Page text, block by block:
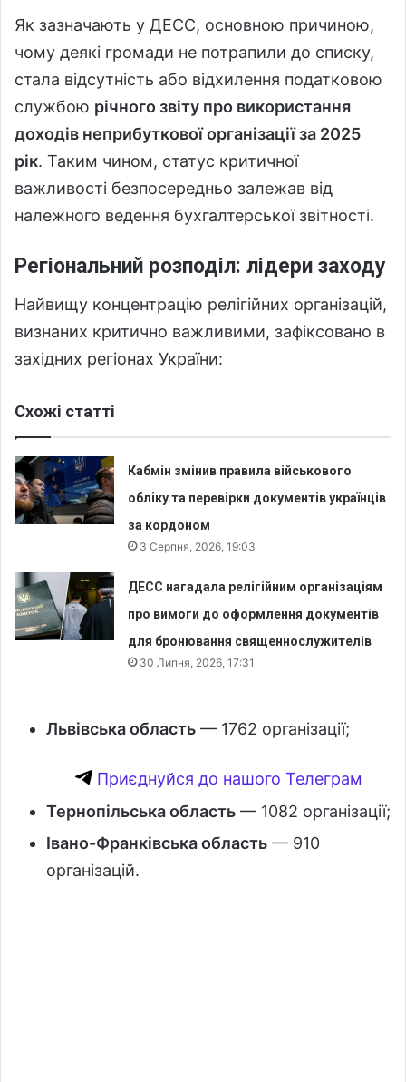
Як зазначають у ДЕСС, основною причиною,
чому деякі громади не потрапили до списку,
стала відсутність або відхилення податковою
службою річного звіту про використання
доходів неприбуткової організації за 2025
рік. Таким чином, статус критичної
важливості безпосередньо залежав від
належного ведення бухгалтерської звітності.
Регіональний розподіл: лідери заходу
Найвищу концентрацію релігійних організацій,
визнаних критично важливими, зафіксовано в
західних регіонах України:
Схожі статті
Кабмін змінив правила військового
обліку та перевірки документів українців
за кордоном
3 Серпня, 2026, 19:03
ДЕСС нагадала релігійним організаціям
про вимоги до оформлення документів
для бронювання священнослужителів
30 Липня, 2026, 17:31
Львівська область — 1762 організації;
Приєднуйся до нашого Телеграм
Тернопільська область — 1082 організації;
Івано-Франківська область — 910
організацій.